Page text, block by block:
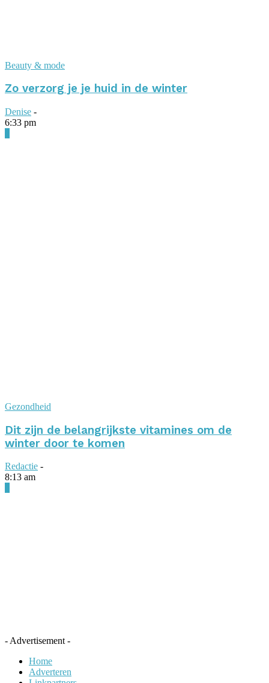
Beauty & mode
Zo verzorg je je huid in de winter
Denise -
6:33 pm
Gezondheid
Dit zijn de belangrijkste vitamines om de
winter door te komen
Redactie -
8:13 am
- Advertisement -
Home
Adverteren